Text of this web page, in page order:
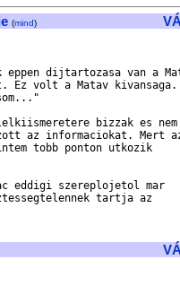
(mind)
dijtartozasa van a
Ez volt a Matav kivansaga.
bizzak es nem
az informaciokat. Mert
tobb ponton utkozik
eddigi szereplojetol mar
tartja az